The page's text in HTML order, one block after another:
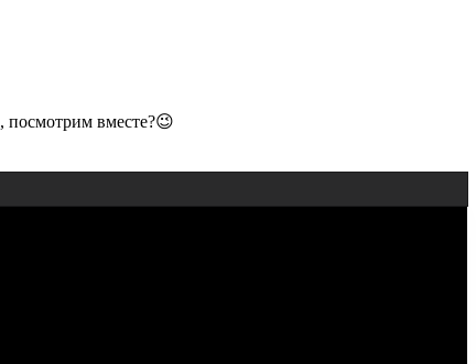
, посмотрим вместе?😉